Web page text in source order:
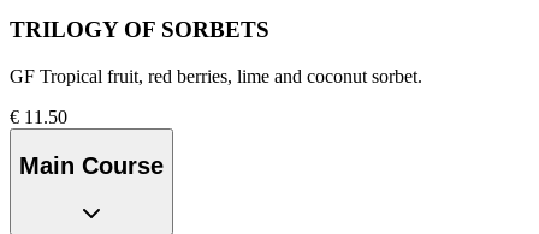
TRILOGY OF SORBETS
GF Tropical fruit, red berries, lime and coconut sorbet.
€ 11.50
Main Course